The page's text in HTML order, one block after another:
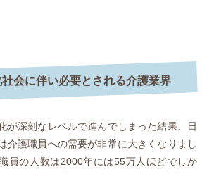
会に伴い必要とされる介護業界
が深刻なレベルで進んでしまった結果、日
介護職員への需要が非常に大きくなりまし
員の人数は2000年には55万人ほどでしか